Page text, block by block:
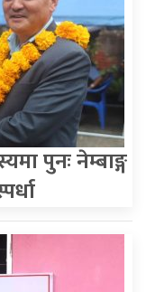
पुनः नेम्बाङ्ग